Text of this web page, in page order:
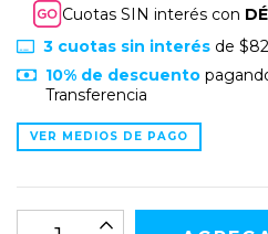
Cuotas SIN interés con
3cuotas sin interésde
10% de descuento
Transferencia
VER MEDIOS DE PAGO